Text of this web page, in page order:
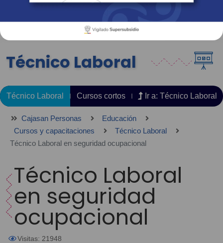
Revista Fácil Vivir
Sedes Directorio Servicios En Línea
Técnico Laboral
Técnico Laboral Cursos cortos Ir a: Técnico Laboral
Cajasan Personas
Educación
Cursos y capacitaciones
Técnico Laboral
Técnico Laboral en seguridad ocupacional
Técnico Laboral
en seguridad
ocupacional
Visitas: 21948